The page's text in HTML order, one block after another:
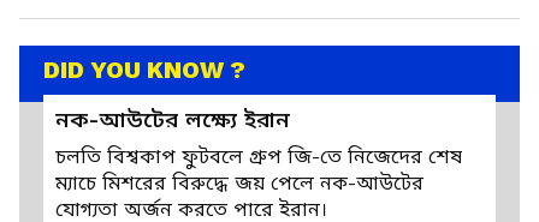
DID YOU KNOW ?
নক-আউটের লক্ষ্যে ইরান
চলতি বিশ্বকাপ ফুটবলে গ্রুপ জি-তে নিজেদের শেষ
ম্যাচে মিশরের বিরুদ্ধে জয় পেলে নক-আউটের
যোগ্যতা অর্জন করতে পারে ইরান।